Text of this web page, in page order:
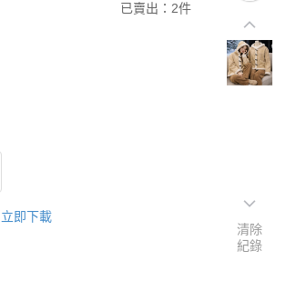
已賣出：2件
立即下載
清除
紀錄